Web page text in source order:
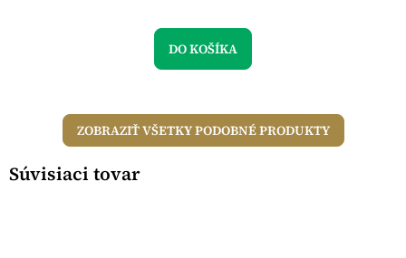
DO KOŠÍKA
ZOBRAZIŤ VŠETKY PODOBNÉ PRODUKTY
Súvisiaci tovar